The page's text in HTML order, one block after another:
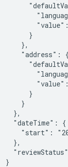
      }
    },
    "address": {
      }
    }
  },
  "dateTime": {
"start":
  },
}